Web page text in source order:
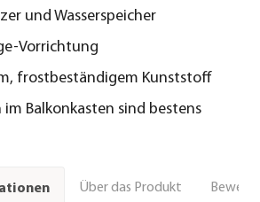
und Wasserspeicher
Vorrichtung
frostbeständigem Kunststoff
im Balkonkasten sind bestens
Über das Produkt